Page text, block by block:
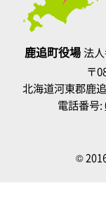
鹿追町役場法
〒
北海道河東郡鹿
電話番号:
©